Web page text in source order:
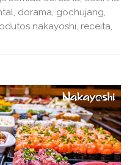
, dorama, gochujang,
nakayoshi, receita,